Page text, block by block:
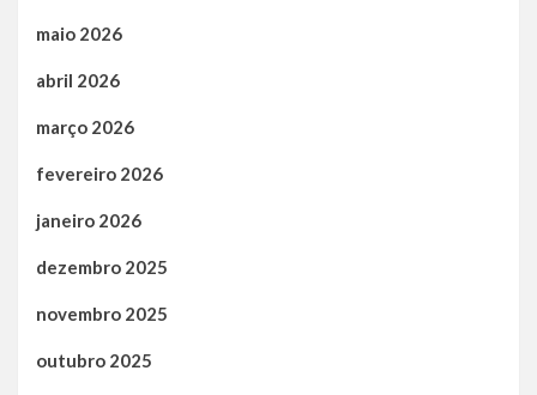
maio 2026
abril 2026
março 2026
fevereiro 2026
janeiro 2026
dezembro 2025
novembro 2025
outubro 2025